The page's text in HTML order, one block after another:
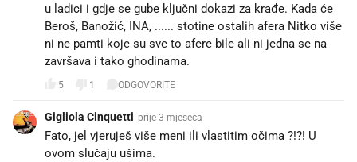
u ladici i gdje se gube ključni dokazi za krađe. Kada će
Beroš, Banožić, INA, ...... stotine ostalih afera Nitko više
ni ne pamti koje su sve to afere bile ali ni jedna se na
završava i tako ghodinama.
5 1 ODGOVORITE
Gigliola Cinquetti prije 3 mjeseca
Fato, jel vjeruješ više meni ili vlastitim očima ?!?! U
ovom slučaju ušima.